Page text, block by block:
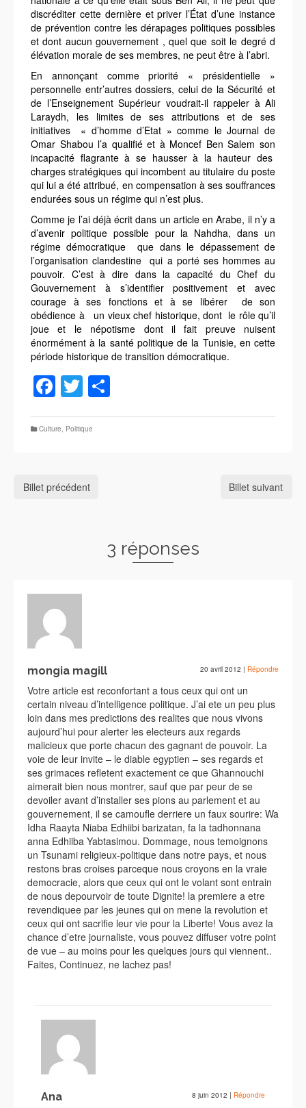
discréditer cette dernière et priver l’État d’une instance
de prévention contre les dérapages politiques possibles
et dont aucun gouvernement , quel que soit le degré d
élévation morale de ses membres, ne peut être à l’abri.
En annonçant comme priorité « présidentielle »
personnelle entr’autres dossiers, celui de la Sécurité et
de l’Enseignement Supérieur voudrait-il rappeler à Ali
Laraydh, les limites de ses attributions et de ses
initiatives « d’homme d’Etat » comme le Journal de
Omar Shabou l’a qualifié et à Moncef Ben Salem son
incapacité flagrante à se hausser à la hauteur des
charges stratégiques qui incombent au titulaire du poste
qui lui a été attribué, en compensation à ses souffrances
endurées sous un régime qui n’est plus.
Comme je l’ai déjà écrit dans un article en Arabe, il n’y a
d’avenir politique possible pourla Nahdha, dans un
régime démocratique que dans le dépassement de
l’organisation clandestine qui a porté ses hommes au
pouvoir. C’est à dire dans la capacité du Chef du
Gouvernement à s’identifier positivement et avec
courage à ses fonctions et à se libérer de son
obédience à un vieux chef historique, dont le rôle qu’il
joue et le népotisme dont il fait preuve nuisent
énormément à la santé politique de la Tunisie, en cette
période historique de transition démocratique.
Facebook
Twitter
Culture Politique
Billet précédent Billet suivant
3 réponses
mongia magill 20 avril 2012 | Répondre
Votre article est reconfortant a tous ceux qui ont un
certain niveau d’intelligence politique. J’ai ete un peu plus
loin dans mes predictions des realites que nous vivons
aujourd’hui pour alerter les electeurs aux regards
malicieux que porte chacun des gagnant de pouvoir. La
voie de leur invite – le diable egyptien – ses regards et
ses grimaces refletent exactement ce que Ghannouchi
aimerait bien nous montrer, sauf que par peur de se
devoiler avant d’installer ses pions au parlement et au
gouvernement, il se camoufle derriere un faux sourire: Wa
Idha Raayta Niaba Edhiibi barizatan, fa la tadhonnana
anna Edhiiba Yabtasimou. Dommage, nous temoignons
un Tsunami religieux-politique dans notre pays, et nous
restons bras croises parceque nous croyons en la vraie
democracie, alors que ceux qui ont le volant sont entrain
de nous depourvoir de toute Dignite! la premiere a etre
revendiquee par les jeunes qui on mene la revolution et
ceux qui ont sacrifie leur vie pour la Liberte! Vous avez la
chance d’etre journaliste, vous pouvez diffuser votre point
de vue – au moins pour les quelques jours qui viennent..
Faites, Continuez, ne lachez pas!
Ana 8 juin 2012 | Répondre